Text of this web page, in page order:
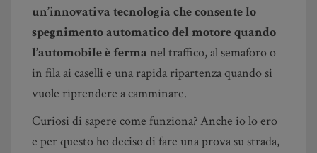
un’innovativa tecnologia che consente lo
spegnimento automatico del motore quando
l’automobile è ferma nel traffico, al semaforo o
in fila ai caselli e una rapida ripartenza quando si
vuole riprendere a camminare.
Curiosi di sapere come funziona? Anche io lo ero
e per questo ho deciso di fare una prova su strada,